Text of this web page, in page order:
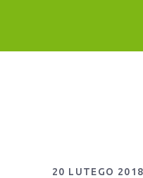
20 LUTEGO 2018